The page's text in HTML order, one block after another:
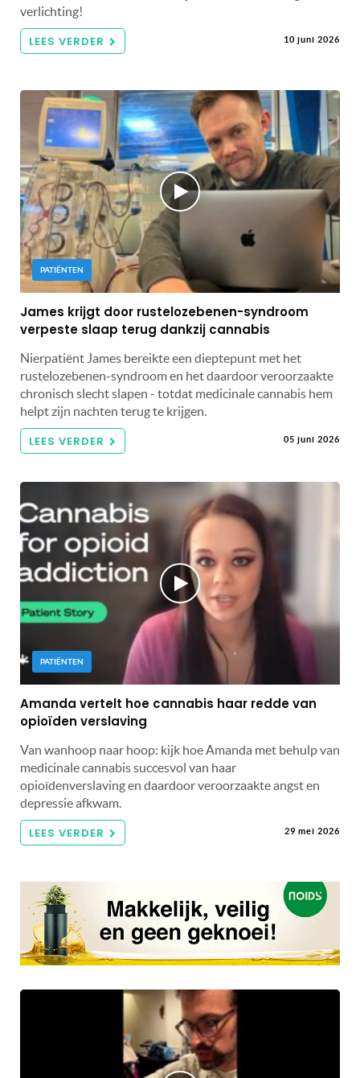
verlichting!
LEES VERDER 10 juni 2026
PATIËNTEN
James krijgt door rustelozebenen-syndroom
verpeste slaap terug dankzij cannabis
Nierpatiënt James bereikte een dieptepunt met het
rustelozebenen-syndroom en het daardoor veroorzaakte
chronisch slecht slapen - totdat medicinale cannabis hem
helpt zijn nachten terug te krijgen.
LEES VERDER 05 juni 2026
PATIËNTEN
Amanda vertelt hoe cannabis haar redde van
opioïden verslaving
Van wanhoop naar hoop: kijk hoe Amanda met behulp van
medicinale cannabis succesvol van haar
opioïdenverslaving en daardoor veroorzaakte angst en
depressie afkwam.
LEES VERDER 29 mei 2026